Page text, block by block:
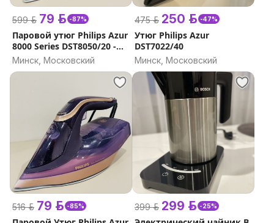
599 р. 79 р. -87%
Паровой утюг Philips Azur
8000 Series DST8050/20 -
битый корпус
Минск, Московский
475 р. 250 р. -47%
Утюг Philips Azur
DST7022/40
Минск, Московский
516 р. 79 р. -85% 399 р. 299 р. -25%